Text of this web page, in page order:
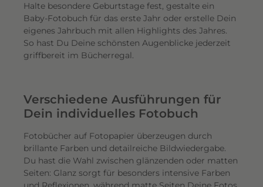
Halte besondere Geburtstage fest, gestalte ein
Baby-Fotobuch für das erste Jahr oder erstelle Dein
eigenes Jahrbuch mit allen Highlights des Jahres.
So hast Du Deine schönsten Augenblicke jederzeit
griffbereit im Bücherregal.
Verschiedene Ausführungen für
Dein individuelles Fotobuch
Fotobücher auf Fotopapier überzeugen durch
brillante Farben und detailreiche Bildwiedergabe.
Du hast die Wahl zwischen glänzenden oder matten
Seiten: Glanz sorgt für besonders intensive Farben